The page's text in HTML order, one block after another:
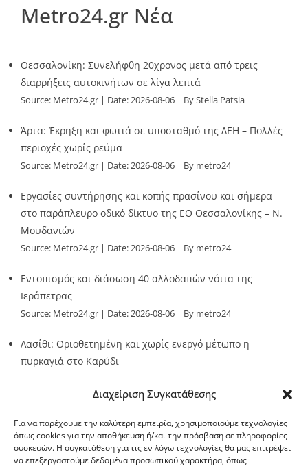
Διαχείριση Συγκατάθεσης
Για να παρέχουμε την καλύτερη εμπειρία, χρησιμοποιούμε τεχνολογίες
όπως cookies για την αποθήκευση ή/και την πρόσβαση σε πληροφορίες
συσκευών. Η συγκατάθεση για τις εν λόγω τεχνολογίες θα μας επιτρέψει
να επεξεργαστούμε δεδομένα προσωπικού χαρακτήρα, όπως
Metro24.gr Νέα
Θεσσαλονίκη: Συνελήφθη 20χρονος μετά από τρεις
διαρρήξεις αυτοκινήτων σε λίγα λεπτά
Source: Metro24.gr Date: 2026-08-06 By Stella Patsia
Άρτα: Έκρηξη και φωτιά σε υποσταθμό της ΔΕΗ – Πολλές
περιοχές χωρίς ρεύμα
Source: Metro24.gr Date: 2026-08-06 By metro24
Εργασίες συντήρησης και κοπής πρασίνου και σήμερα
στο παράπλευρο οδικό δίκτυο της ΕΟ Θεσσαλονίκης – Ν.
Μουδανιών
Source: Metro24.gr Date: 2026-08-06 By metro24
Εντοπισμός και διάσωση 40 αλλοδαπών νότια της
Ιεράπετρας
Source: Metro24.gr Date: 2026-08-06 By metro24
Λασίθι: Οριοθετημένη και χωρίς ενεργό μέτωπο η
πυρκαγιά στο Καρύδι